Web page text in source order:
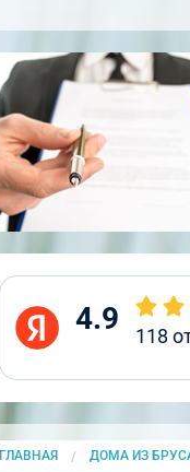
4.9 118
ГЛАВНАЯ ДОМА ИЗ